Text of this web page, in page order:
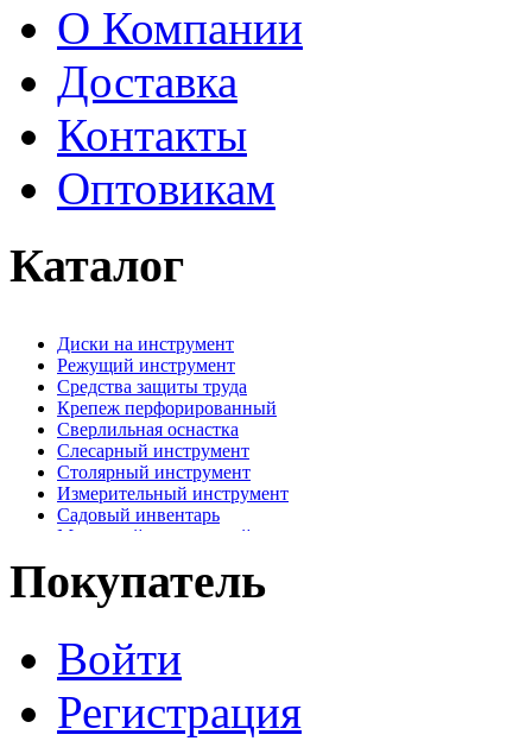
О Компании
Доставка
Контакты
Оптовикам
Каталог
Диски на инструмент
Режущий инструмент
Средства защиты труда
Крепеж перфорированный
Сверлильная оснастка
Слесарный инструмент
Столярный инструмент
Измерительный инструмент
Садовый инвентарь
Малярный, отделочный инструмент
Наждачная бумага
Хозтовары
Электрика, осветительное оборудование
Пена и герметики
Автомобильный инструмент
Сварочное оборудование
Силовое оборудование
Покупатель
Войти
Регистрация